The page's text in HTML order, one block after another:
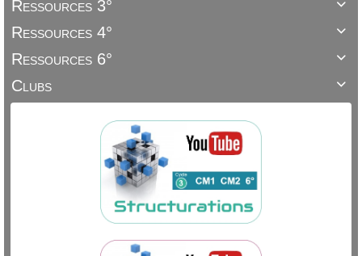

Ressources 3°

Ressources 4°

Ressources 6°

Clubs